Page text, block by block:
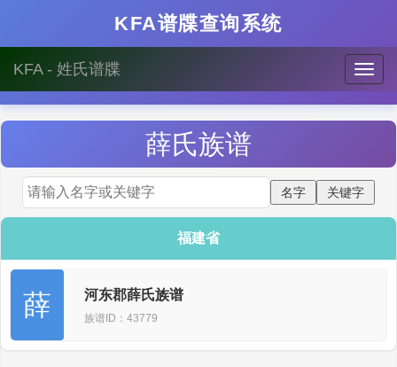
KFA谱牒查询系统
KFA - 姓氏谱牒
薛氏族谱
福建省
薛 河东郡薛氏族谱
族谱ID：43779